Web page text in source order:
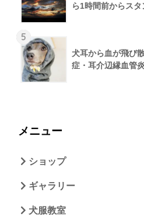
ら1時間前からス
5
犬耳から血が飛び
症・耳介辺縁血管
メニュー
ショップ
ギャラリー
犬服教室